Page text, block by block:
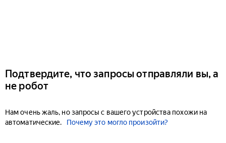
Подтвердите, что запросы отправляли вы, а
не робот
Нам очень жаль, но запросы с вашего устройства похожи на
автоматические.
Почему это могло произойти?